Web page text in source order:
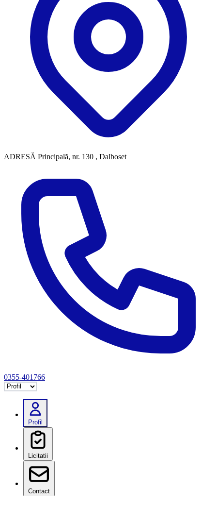
ADRESĂ Principală, nr. 130 , Dalboset
0355-401766
Selectează tab
Profil
Licitatii
Contact